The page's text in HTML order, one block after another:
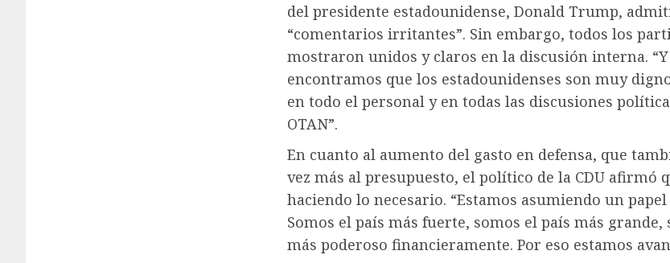
del presidente estadounidense, Donald Trump,
“comentarios irritantes”. Sin embargo, todos los
mostraron unidos y claros en la discusión interna.
encontramos que los estadounidenses son muy
en todo el personal y en todas las discusiones
OTAN”.
En cuanto al aumento del gasto en defensa, que
vez más al presupuesto, el político de la CDU afirmó
haciendo lo necesario. “Estamos asumiendo un
Somos el país más fuerte, somos el país más grande,
más poderoso financieramente. Por eso estamos